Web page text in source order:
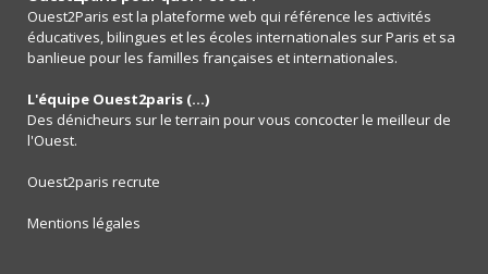
Ouest2Paris est la plateforme web qui référence les activités
éducatives, bilingues et les écoles internationales sur Paris et sa
banlieue pour les familles françaises et internationales.
L'équipe Ouest2paris (...)
Des dénicheurs sur le terrain pour vous concocter le meilleur de
l'Ouest.
Ouest2paris recrute
Mentions légales